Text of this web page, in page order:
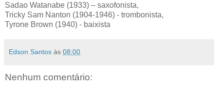
Sadao Watanabe (1933) – saxofonista,
Tricky Sam Nanton (1904-1946) - trombonista,
Tyrone Brown (1940) - baixista
Edson Santos às 08:00
Nenhum comentário: